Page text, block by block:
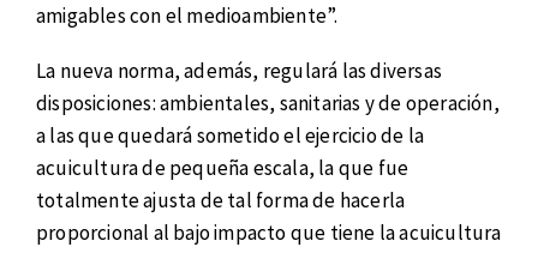
amigables con el medioambiente”.
La nueva norma, además, regulará las diversas
disposiciones: ambientales, sanitarias y de operación,
a las que quedará sometido el ejercicio de la
acuicultura de pequeña escala, la que fue
totalmente ajusta de tal forma de hacerla
proporcional al bajo impacto que tiene la acuicultura